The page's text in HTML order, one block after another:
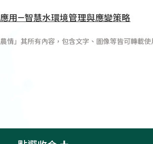
用—智慧水環境管理與應變策略
情」其所有內容，包含文字、圖像等皆可轉載使